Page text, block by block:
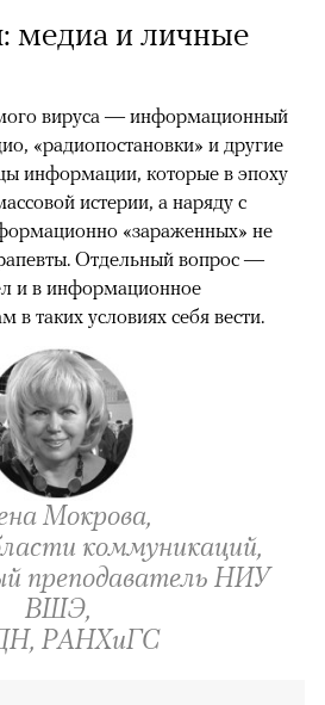
медиа и личные
вируса — информационный
«радиопостановки» и другие
информации, которые в эпоху
истерии, а наряду с
«зараженных» не
Отдельный вопрос —
и в информационное
в таких условиях себя вести.
Мокрова,
коммуникаций,
преподаватель НИУ
ВШЭ,
РАНХиГС